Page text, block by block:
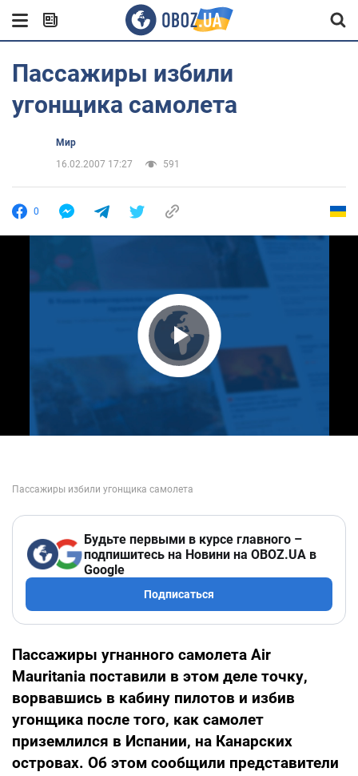
Пассажиры избили
угонщика самолета
Мир
16.02.2007 17:27
591
0
Play Video
Будьте первыми в курсе главного –
подпишитесь на Новини на OBOZ.UA в
Google
Подписаться
Пассажиры угнанного самолета Air
Mauritania поставили в этом деле точку,
ворвавшись в кабину пилотов и избив
угонщика после того, как самолет
приземлился в Испании, на Канарских
островах. Об этом сообщили представители